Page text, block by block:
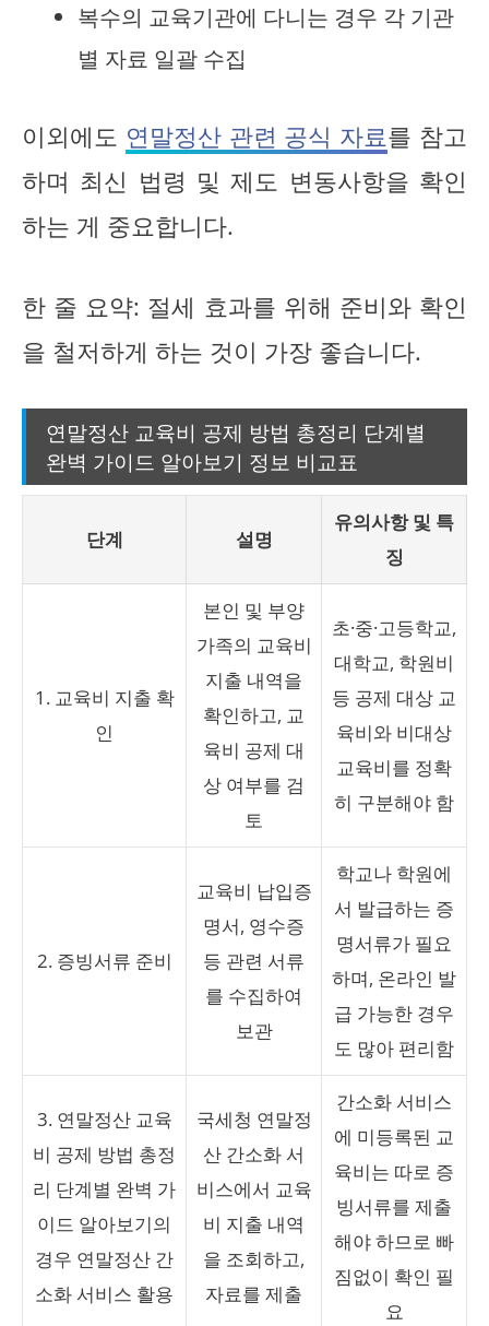
복수의 교육기관에 다니는 경우 각 기관
별 자료 일괄 수집
이외에도 연말정산 관련 공식 자료를 참고
하며 최신 법령 및 제도 변동사항을 확인
하는 게 중요합니다.
한 줄 요약: 절세 효과를 위해 준비와 확인
을 철저하게 하는 것이 가장 좋습니다.
연말정산 교육비 공제 방법 총정리 단계별
완벽 가이드 알아보기 정보 비교표
단계 설명
유의사항 및 특
징
1. 교육비 지출 확
인
본인 및 부양
가족의 교육비
지출 내역을
확인하고, 교
육비 공제 대
상 여부를 검
토
초·중·고등학교,
대학교, 학원비
등 공제 대상 교
육비와 비대상
교육비를 정확
히 구분해야 함
2. 증빙서류 준비
교육비 납입증
명서, 영수증
등 관련 서류
를 수집하여
보관
학교나 학원에
서 발급하는 증
명서류가 필요
하며, 온라인 발
급 가능한 경우
도 많아 편리함
3. 연말정산 교육
비 공제 방법 총정
리 단계별 완벽 가
이드 알아보기의
경우 연말정산 간
소화 서비스 활용
국세청 연말정
산 간소화 서
비스에서 교육
비 지출 내역
을 조회하고,
자료를 제출
간소화 서비스
에 미등록된 교
육비는 따로 증
빙서류를 제출
해야 하므로 빠
짐없이 확인 필
요